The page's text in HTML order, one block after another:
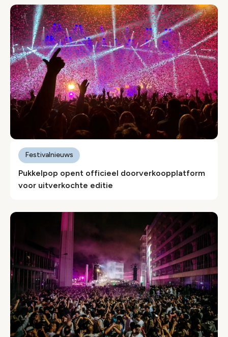
Pukkelpop opent officieel doorverkoopplatform
voor uitverkochte editie
Festivalnieuws